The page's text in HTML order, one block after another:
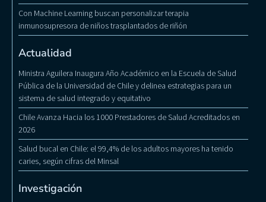
Con Machine Learning buscan personalizar terapia
inmunosupresora de niños trasplantados de riñón
Actualidad
Ministra Aguilera Inaugura Año Académico en la Escuela de Salud
Pública de la Universidad de Chile y delinea estrategias para un
sistema de salud integrado y equitativo
Chile Avanza Hacia los 1000 Prestadores de Salud Acreditados en
2026
Salud bucal en Chile: el 99,4% de los adultos mayores ha tenido
caries, según cifras del Minsal
Investigación